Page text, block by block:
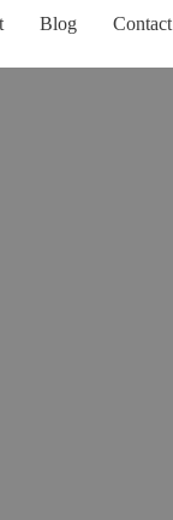
Blog Contact